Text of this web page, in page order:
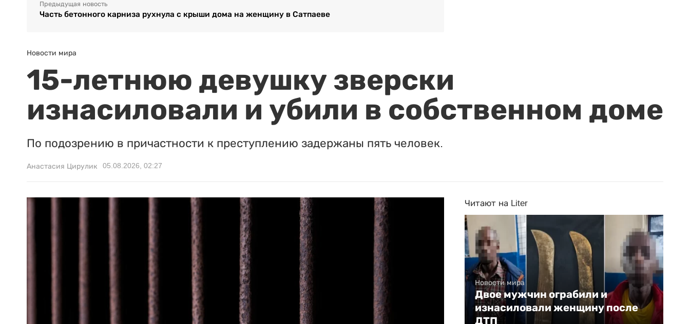
Предыдущая новость
Часть бетонного карниза рухнула с крыши дома на женщину в Сатпаеве
Новости мира
15-летнюю девушку зверски
изнасиловали и убили в собственном доме
По подозрению в причастности к преступлению задержаны пять человек.
Анастасия Цирулик 05.08.2026, 02:27
Читают на Liter
Новости мира
Двое мужчин ограбили и
изнасиловали женщину после
ДТП